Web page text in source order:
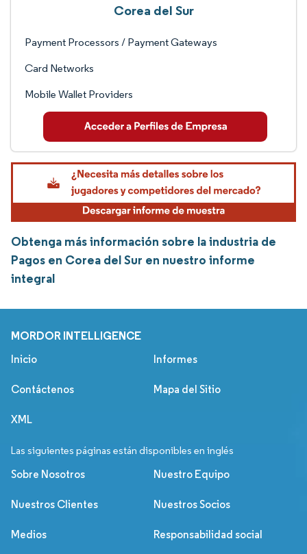
Corea del Sur
Payment Processors / Payment Gateways
Card Networks
Mobile Wallet Providers
Obtenga más información sobre la industria de
Pagos en Corea del Sur en nuestro informe
integral
MORDOR INTELLIGENCE
Inicio Informes
Contáctenos Mapa del Sitio
XML
Las siguientes páginas están disponibles en inglés
Sobre Nosotros Nuestro Equipo
Nuestros Clientes Nuestros Socios
Medios Responsabilidad social